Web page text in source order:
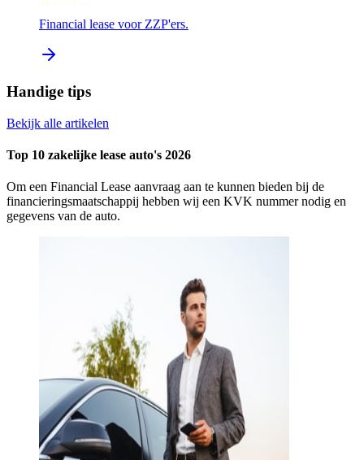
Financial lease voor ZZP'ers.
Handige tips
Bekijk alle artikelen
Top 10 zakelijke lease auto's 2026
Om een Financial Lease aanvraag aan te kunnen bieden bij de
financieringsmaatschappij hebben wij een KVK nummer nodig en
gegevens van de auto.